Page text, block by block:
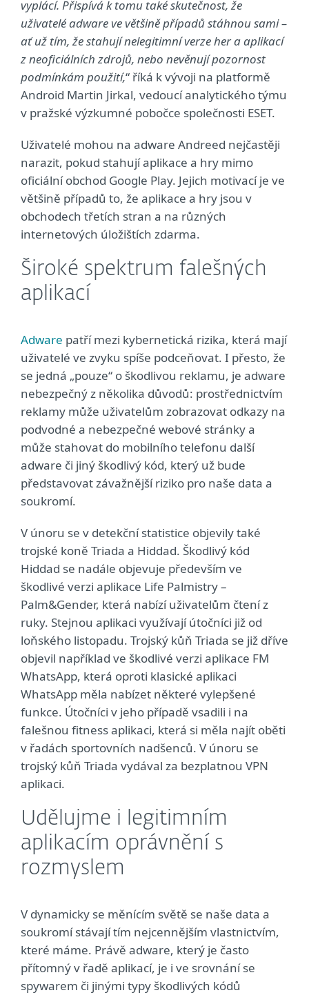
vyplácí. Přispívá k tomu také skutečnost, že
uživatelé adware ve většině případů stáhnou sami –
ať už tím, že stahují nelegitimní verze her a aplikací
z neoficiálních zdrojů, nebo nevěnují pozornost
podmínkám použití,“ říká k vývoji na platformě
Android Martin Jirkal, vedoucí analytického týmu
v pražské výzkumné pobočce společnosti ESET.
Uživatelé mohou na adware Andreed nejčastěji
narazit, pokud stahují aplikace a hry mimo
oficiální obchod Google Play. Jejich motivací je ve
většině případů to, že aplikace a hry jsou v
obchodech třetích stran a na různých
internetových úložištích zdarma.
Široké spektrum falešných
aplikací
Adware patří mezi kybernetická rizika, která mají
uživatelé ve zvyku spíše podceňovat. I přesto, že
se jedná „pouze“ o škodlivou reklamu, je adware
nebezpečný z několika důvodů: prostřednictvím
reklamy může uživatelům zobrazovat odkazy na
podvodné a nebezpečné webové stránky a
může stahovat do mobilního telefonu další
adware či jiný škodlivý kód, který už bude
představovat závažnější riziko pro naše data a
soukromí.
V únoru se v detekční statistice objevily také
trojské koně Triada a Hiddad. Škodlivý kód
Hiddad se nadále objevuje především ve
škodlivé verzi aplikace Life Palmistry –
Palm&Gender, která nabízí uživatelům čtení z
ruky. Stejnou aplikaci využívají útočníci již od
loňského listopadu. Trojský kůň Triada se již dříve
objevil například ve škodlivé verzi aplikace FM
WhatsApp, která oproti klasické aplikaci
WhatsApp měla nabízet některé vylepšené
funkce. Útočníci v jeho případě vsadili i na
falešnou fitness aplikaci, která si měla najít oběti
v řadách sportovních nadšenců. V únoru se
trojský kůň Triada vydával za bezplatnou VPN
aplikaci.
Udělujme i legitimním
aplikacím oprávnění s
rozmyslem
V dynamicky se měnícím světě se naše data a
soukromí stávají tím nejcennějším vlastnictvím,
které máme. Právě adware, který je často
přítomný v řadě aplikací, je i ve srovnání se
spywarem či jinými typy škodlivých kódů